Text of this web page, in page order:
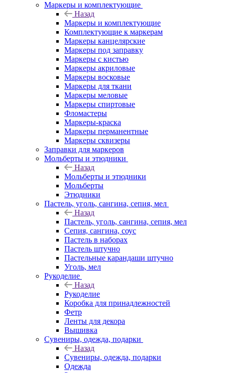
Маркеры и комплектующие
Назад
Маркеры и комплектующие
Комплектующие к маркерам
Маркеры канцелярские
Маркеры под заправку
Маркеры с кистью
Маркеры акриловые
Маркеры восковые
Маркеры для ткани
Маркеры меловые
Маркеры спиртовые
Фломастеры
Маркеры-краска
Маркеры перманентные
Маркеры сквизеры
Заправки для маркеров
Мольберты и этюдники
Назад
Мольберты и этюдники
Мольберты
Этюдники
Пастель, уголь, сангина, сепия, мел
Назад
Пастель, уголь, сангина, сепия, мел
Сепия, сангина, соус
Пастель в наборах
Пастель штучно
Пастельные карандаши штучно
Уголь, мел
Рукоделие
Назад
Рукоделие
Коробка для принадлежностей
Фетр
Ленты для декора
Вышивка
Сувениры, одежда, подарки
Назад
Сувениры, одежда, подарки
Одежда